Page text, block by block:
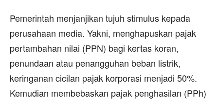
Pemerintah menjanjikan tujuh stimulus kepada
perusahaan media. Yakni, menghapuskan pajak
pertambahan nilai (PPN) bagi kertas koran,
penundaan atau penangguhan beban listrik,
keringanan cicilan pajak korporasi menjadi 50%.
Kemudian membebaskan pajak penghasilan (PPh)